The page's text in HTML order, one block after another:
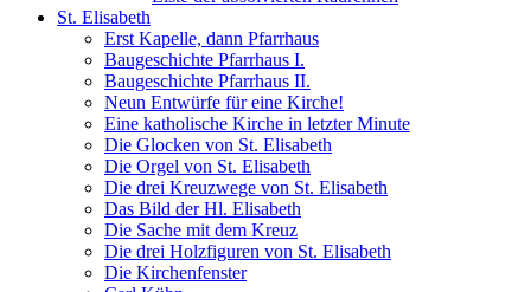
St. Elisabeth
Erst Kapelle, dann Pfarrhaus
Baugeschichte Pfarrhaus I.
Baugeschichte Pfarrhaus II.
Neun Entwürfe für eine Kirche!
Eine katholische Kirche in letzter Minute
Die Glocken von St. Elisabeth
Die Orgel von St. Elisabeth
Die drei Kreuzwege von St. Elisabeth
Das Bild der Hl. Elisabeth
Die Sache mit dem Kreuz
Die drei Holzfiguren von St. Elisabeth
Die Kirchenfenster